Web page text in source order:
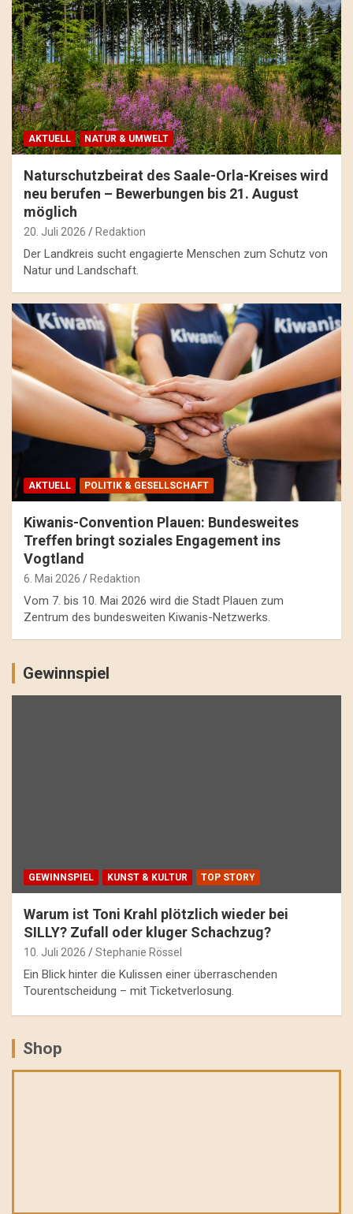
AKTUELL NATUR & UMWELT
Naturschutzbeirat des Saale-Orla-Kreises wird
neu berufen – Bewerbungen bis 21. August
möglich
20. Juli 2026 Redaktion
Der Landkreis sucht engagierte Menschen zum Schutz von
Natur und Landschaft.
AKTUELL POLITIK & GESELLSCHAFT
Kiwanis-Convention Plauen: Bundesweites
Treffen bringt soziales Engagement ins
Vogtland
6. Mai 2026 Redaktion
Vom 7. bis 10. Mai 2026 wird die Stadt Plauen zum
Zentrum des bundesweiten Kiwanis-Netzwerks.
Gewinnspiel
GEWINNSPIEL KUNST & KULTUR TOP STORY
Warum ist Toni Krahl plötzlich wieder bei
SILLY? Zufall oder kluger Schachzug?
10. Juli 2026 Stephanie Rössel
Ein Blick hinter die Kulissen einer überraschenden
Tourentscheidung – mit Ticketverlosung.
Shop